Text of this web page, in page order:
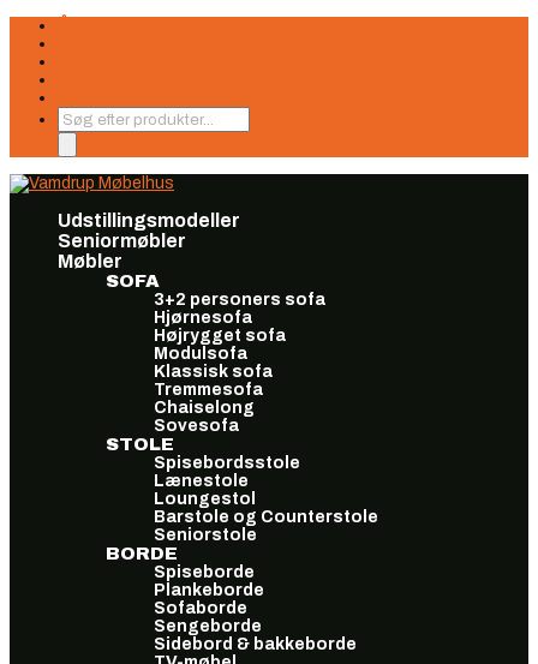
Products
search
Udstillingsmodeller
Seniormøbler
Møbler
SOFA
3+2 personers sofa
Hjørnesofa
Højrygget sofa
Modulsofa
Klassisk sofa
Tremmesofa
Chaiselong
Sovesofa
STOLE
Spisebordsstole
Lænestole
Loungestol
Barstole og Counterstole
Seniorstole
BORDE
Spiseborde
Plankeborde
Sofaborde
Sengeborde
Sidebord & bakkeborde